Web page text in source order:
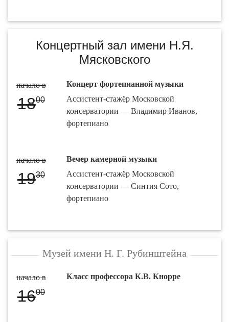
Концертный зал имени Н.Я.
Мясковского
начало в
1800
Концерт фортепианной музыки
Ассистент-стажёр Московской
консерватории — Владимир Иванов,
фортепиано
начало в
1930
Вечер камерной музыки
Ассистент-стажёр Московской
консерватории — Синтия Сото,
фортепиано
Музей имени Н. Г. Рубинштейна
начало в
1600
Класс профессора К.В. Кнорре